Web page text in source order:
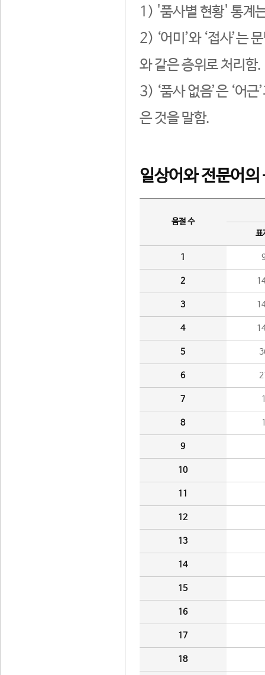
1) '품사별 현황' 통계
2) ‘어미’와 ‘접사’는
와 같은 층위로 처리함.
3) ‘품사 없음’은 ‘어
은 것을 말함.
일상어와 전문어의
음절 수
표
1
2
3
4
5
6
7
8
9
10
11
12
13
14
15
16
17
18